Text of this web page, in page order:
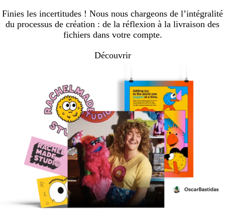
Finies les incertitudes ! Nous nous chargeons de l’intégralité
du processus de création : de la réflexion à la livraison des
fichiers dans votre compte.
Découvrir